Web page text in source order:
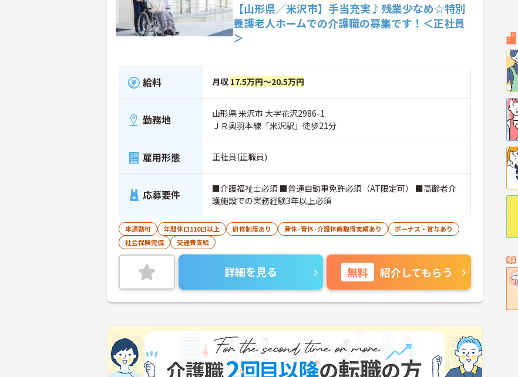
【山形県／米沢市】手当充実♪残業少なめ☆特別
養護老人ホームでの介護職の募集です！＜正社員
＞
給料 月収 17.5万円～20.5万円
勤務地
山形県 米沢市 大字花沢2986-1
ＪＲ奥羽本線「米沢駅」徒歩21分
雇用形態 正社員(正職員)
応募要件
■介護福祉士必須 ■普通自動車免許必須（AT限定可） ■高齢者介
護施設での実務経験3年以上必須
車通勤可 年間休日110日以上 研修制度あり 産休･育休･介護休暇取得実績あり
ボーナス・賞与あり
社会保険完備
交通費支給
詳細を見る 無料 紹介してもらう